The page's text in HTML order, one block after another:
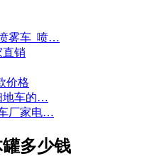
雾车_喷…
直销
价格
地车的…
厂家电…
多少钱